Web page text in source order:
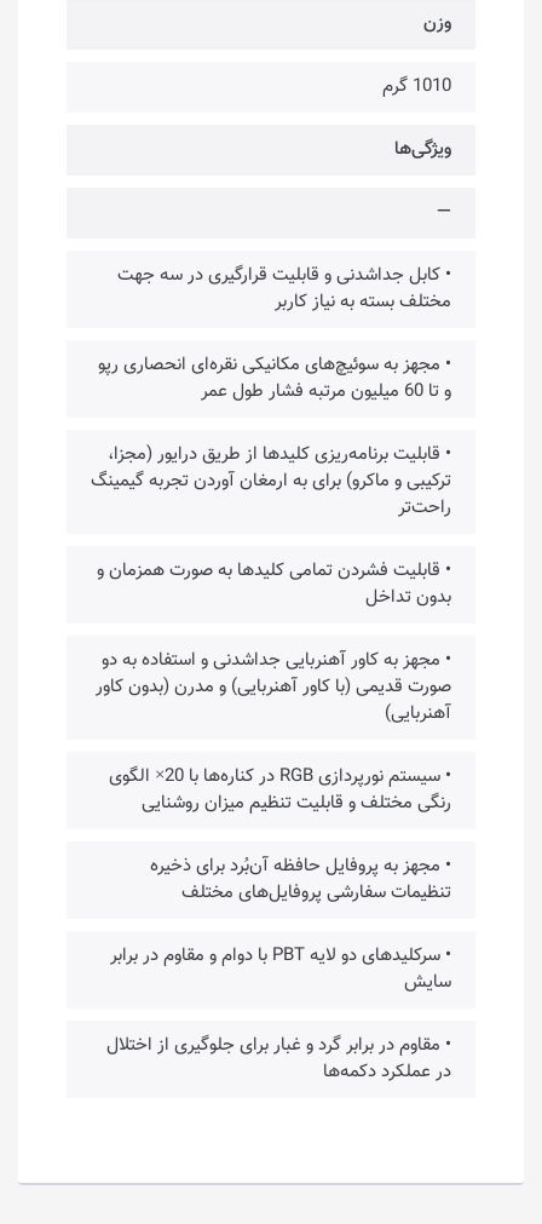
وزن
1010 گرم
ویژگی‌ها
—
• کابل جداشدنی و قابلیت قرارگیری در سه جهت
مختلف بسته به نیاز کاربر
• مجهز به سوئیچ‌های مکانیکی نقره‌ای انحصاری رپو
و تا 60 میلیون مرتبه فشار طول عمر
• قابلیت برنامه‌ریزی کلیدها از طریق درایور (مجزا،
ترکیبی و ماکرو) برای به ارمغان آوردن تجربه گیمینگ
راحت‌تر
• قابلیت فشردن تمامی کلیدها به صورت همزمان و
بدون تداخل
• مجهز به کاور آهنربایی جداشدنی و استفاده به دو
صورت قدیمی (با کاور آهنربایی) و مدرن (بدون کاور
آهنربایی)
• سیستم نورپردازی RGB در کناره‌ها با 20× الگوی
رنگی مختلف و قابلیت تنظیم میزان روشنایی
• مجهز به پروفایل حافظه آن‌بُرد برای ذخیره
تنظیمات سفارشی پروفایل‌های مختلف
• سرکلیدهای دو لایه PBT با دوام و مقاوم در برابر
سایش
• مقاوم در برابر گرد و غبار برای جلوگیری از اختلال
در عملکرد دکمه‌ها